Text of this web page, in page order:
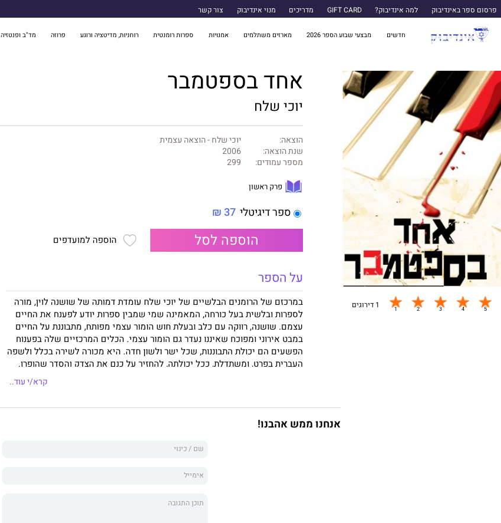
פרסום ספר באינדיבוק למה אינדיבוק? GIFT CARD מדריכים מנוי אינדיבוק צור קשר
חדשים מבצעי שבוע הספר 2026 מארזים משתלמים אמנויות ספרות רומנטית רוחניות, מדיטציה ורוגע פרוזה מד"ב ופנטזיה
1 דירוגים
אחד בספטמבר
יוכי שלח
הוצאה:
יוכי שלח - הוצאה עצמית
שנת הוצאה:
2006
מספר עמודים:
299
פרק ראשון
ספר דיגיטלי 37 ₪
הוספה לסל הוספה למועדפים
על הספר
במרכזם של הרומנים הבלשיים של יוכי שלח עומדת דמותה של שושנה לוין, מורה
לספרות ובלשית בעל כורחה, המאמינה שמי שמבין ספרות יודע לפענח את החיים
עצמם. שושנה, רווקה עם כלב ובעלת חוש הומור עצמי מפותח, מתבוננת על החיים
במבט אירוני ומפוכח שאיננו נעדר גם הומור עצמי. הכלים המרכזיים שלה בפענוח
הפשעים הם יכולת התבוננות, שכל ישר ולשון חדה. היא מכורה לשירה בכלל ולשפה
העברית בפרט, ומשתדלת, ככל יכולתה, להחזיר על כנם את הצדק והסדר שהופרו.
מתוך הביקורת: "יוכי שלח הצליחה במקום שנכשלים בו רוב סופרי המתח: הרומן
הבלשי שלה בנוי היטב, אמין ומפתיע, וחשוב מכל: מלא בחדוות התעלומה." (אמנון
קרא/י עוד..
אנחנו ממש אהבנו!